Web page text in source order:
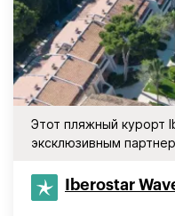
Этот пляжный курорт
эксклюзивным
Iberostar